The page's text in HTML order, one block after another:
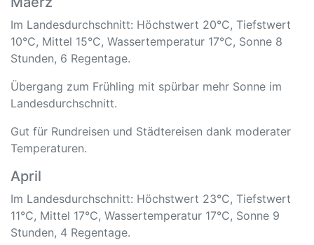
Im Landesdurchschnitt: Höchstwert 20°C, Tiefstwert
10°C, Mittel 15°C, Wassertemperatur 17°C, Sonne 8
Stunden, 6 Regentage.
Übergang zum Frühling mit spürbar mehr Sonne im
Landesdurchschnitt.
Gut für Rundreisen und Städtereisen dank moderater
Temperaturen.
April
Im Landesdurchschnitt: Höchstwert 23°C, Tiefstwert
11°C, Mittel 17°C, Wassertemperatur 17°C, Sonne 9
Stunden, 4 Regentage.